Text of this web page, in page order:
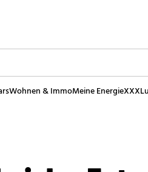
Wohnen & ImmoMeine Energie